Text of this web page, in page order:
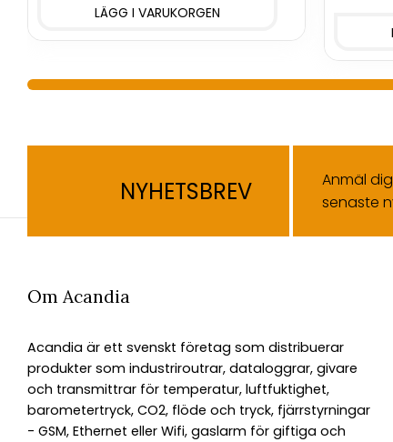
NYHETSBREV
Anmäl
senaste
Om Acandia
Acandia är ett svenskt företag som distribuerar
produkter som industriroutrar, dataloggrar, givare
och transmittrar för temperatur, luftfuktighet,
barometertryck, CO2, flöde och tryck, fjärrstyrningar
- GSM, Ethernet eller Wifi, gaslarm för giftiga och